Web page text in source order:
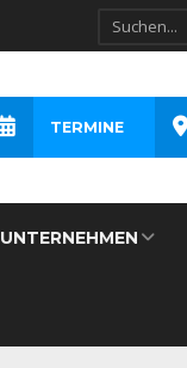
UNTERNEHMEN
TERMINE